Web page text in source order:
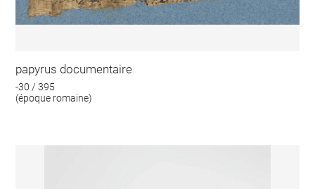
papyrus documentaire
-30 / 395
(époque romaine)